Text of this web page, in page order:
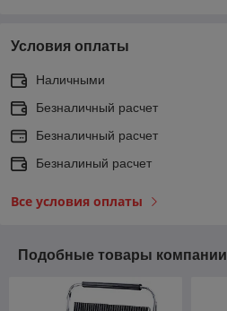
Условия оплаты
Наличными
Безналичный расчет
Безналичный расчет
Безналиный расчет
Все условия оплаты
Подобные товары компании